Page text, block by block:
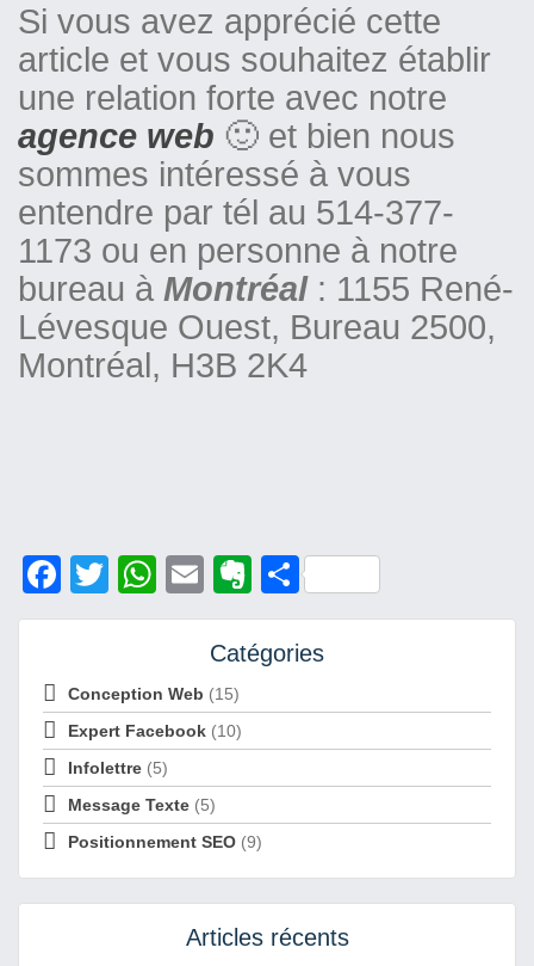
Si vous avez apprécié cette
article et vous souhaitez établir
une relation forte avec notre
agence web 🙂 et bien nous
sommes intéressé à vous
entendre par tél au 514-377-
1173 ou en personne à notre
bureau à Montréal: 1155 René-
Lévesque Ouest, Bureau 2500,
Montréal, H3B 2K4
Facebook
Twitter
WhatsApp
EmailEvernote
Share
Catégories
Conception Web (15)
Expert Facebook (10)
Infolettre (5)
Message Texte (5)
Positionnement SEO (9)
Articles récents